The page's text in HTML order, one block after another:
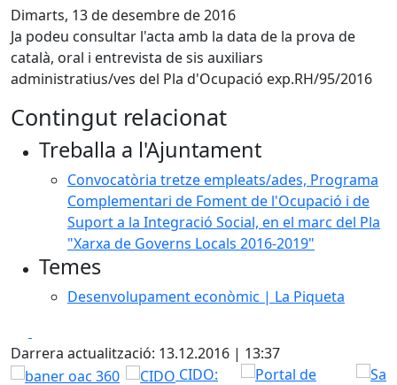
Dimarts, 13 de desembre de 2016
Ja podeu consultar l'acta amb la data de la prova de
català, oral i entrevista de sis auxiliars
administratius/ves del Pla d'Ocupació exp.RH/95/2016
Contingut relacionat
Treballa a l'Ajuntament
Convocatòria tretze empleats/ades, Programa
Complementari de Foment de l'Ocupació i de
Suport a la Integració Social, en el marc del Pla
"Xarxa de Governs Locals 2016-2019"
Temes
Desenvolupament econòmic | La Piqueta
Darrera actualització: 13.12.2016 | 13:37
CIDO: